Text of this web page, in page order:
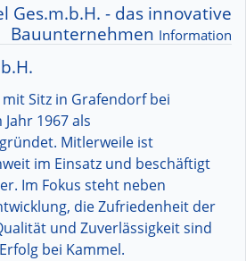
Ges.m.b.H. - das innovative
Bauunternehmen Information
Sitz in Grafendorf bei
1967 als
Mitlerweile ist
im Einsatz und beschäftigt
Im Fokus steht neben
die Zufriedenheit der
und Zuverlässigkeit sind
bei Kammel.